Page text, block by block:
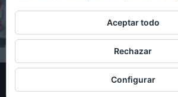
© Copyright 2021 - Gestión y diseño por
Política de cookies Política de privacidad
Aceptar todo
Rechazar
Configurar